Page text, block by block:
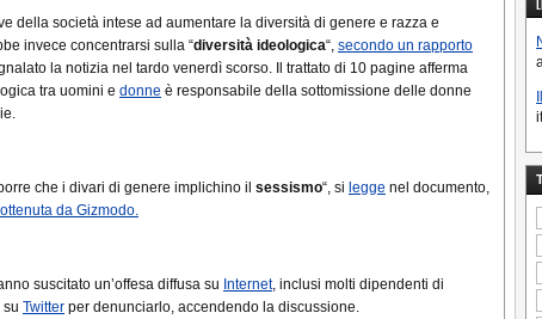
della società intese ad aumentare la diversità di genere e razza e
invece concentrarsi sulla “diversità ideologica“, secondo un rapporto
la notizia nel tardo venerdì scorso.
Il trattato di 10 pagine afferma
tra uomini e donne è responsabile della sottomissione delle donne
che i divari di genere implichino il sessismo“, si legge nel documento,
da Gizmodo.
suscitato un’offesa diffusa su Internet, inclusi molti dipendenti di
su Twitter per denunciarlo, accendendo la discussione.